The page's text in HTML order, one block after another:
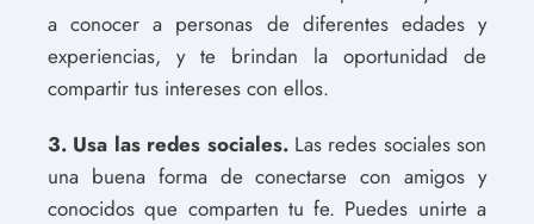
a conocer a personas de diferentes edades y
experiencias, y te brindan la oportunidad de
compartir tus intereses con ellos.
3. Usa las redes sociales.Las redes sociales son
una buena forma de conectarse con amigos y
conocidos que comparten tu fe. Puedes unirte a